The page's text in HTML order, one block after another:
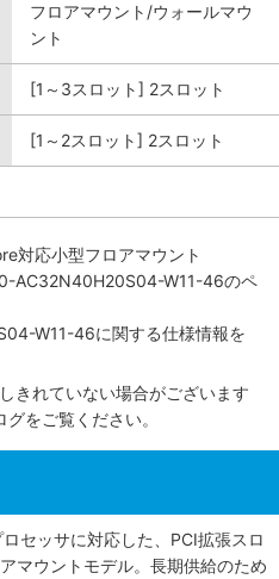
フロアマウント/ウォールマウ
ント
[1～3スロット] 2スロット
[1～2スロット] 2スロット
対応小型フロアマウント
AC32N40H20S04-W11-46のペ
W11-46に関する仕様情報を
きれていない場合がございます
グをご覧ください。
セッサに対応した、PCI拡張スロ
マウントモデル。長期供給のため